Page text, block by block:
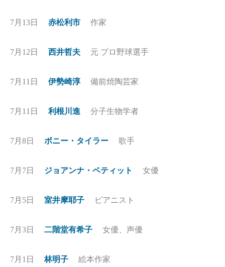
7月13日 赤松利市 作家
7月12日 西井哲夫 元 プロ野球選手
7月11日 伊勢崎淳 備前焼陶芸家
7月11日 利根川進 分子生物学者
7月8日 ボニー・タイラー 歌手
7月7日 ジョアンナ・ペティット 女優
7月5日 室井摩耶子 ピアニスト
7月3日 二階堂有希子 女優、声優
7月1日 林明子 絵本作家